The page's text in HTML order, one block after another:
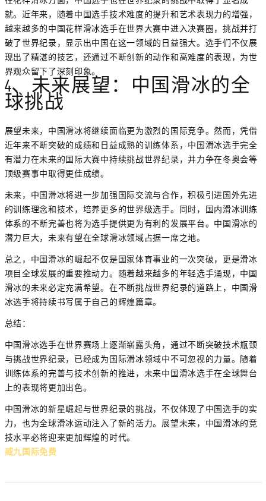
就。近年来，随着中国选手技术难度的提升和艺术表现力的增强，
越来越多的中国花样滑冰选手在世界大赛中进入决赛圈，挑战并打
破了世界纪录，显示出中国在这一领域的日益强大。选手们不仅展
现出了精湛的技艺，还通过不断创新的动作和高难度的表现，为世
界观众留下了深刻印象。
4、未来展望：中国滑冰的全
球挑战
展望未来，中国滑冰将继续面临更为激烈的国际竞争。然而，凭借
近年来不断突破的成绩和日益成熟的训练体系，中国滑冰选手完全
有潜力在未来的国际大赛中持续挑战世界纪录，并力争在冬奥会等
顶级赛事中取得更佳成绩。
未来，中国滑冰将进一步加强国际交流与合作，积极引进国外先进
的训练理念和技术，培养更多的世界级选手。同时，国内滑冰训练
体系的不断完善也将为选手提供更为有利的发展平台。中国滑冰的
潜力巨大，未来有望在全球滑冰领域占据一席之地。
总之，中国滑冰的崛起不仅是国家体育事业的一次突破，更是滑冰
项目全球发展的重要推动力。随着越来越多的年轻选手涌现，中国
滑冰的未来必定充满希望。在不断挑战世界纪录的道路上，中国滑
冰选手将持续书写属于自己的辉煌篇章。
总结：
中国滑冰选手在世界赛场上逐渐崭露头角，通过不断突破技术瓶颈
与挑战世界纪录，已经成为国际滑冰领域中不可忽视的力量。随着
训练体系的完善与技术创新的推进，未来中国滑冰选手在全球舞台
上的表现将更加出色。
中国滑冰的新星崛起与世界纪录的挑战，不仅体现了中国选手的实
力，也为全球滑冰运动注入了新的活力。展望未来，中国滑冰的竞
技水平必将迎来更加辉煌的时代。
威九国际免费